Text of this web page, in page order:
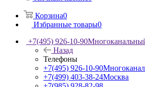
Корзина0
Избранные товары0
+7(495) 926-10-90
Назад
Телефоны
+7(495) 926-10-90
+7(499) 403-38-24Москва